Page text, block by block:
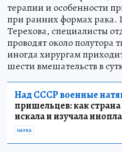
терапии и особенности
при ранних формах рака.
Терехова, специалисты
проводят около полутора
иногда хирургам
шести вмешательств в
Над СССР военные
пришельцев: как страна
искала и изучала
НАУКА